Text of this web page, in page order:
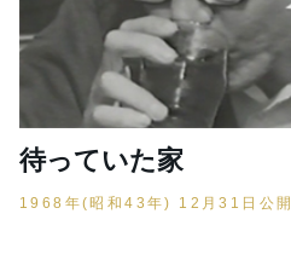
待っていた家
1968年(昭和43年) 12月31日公開